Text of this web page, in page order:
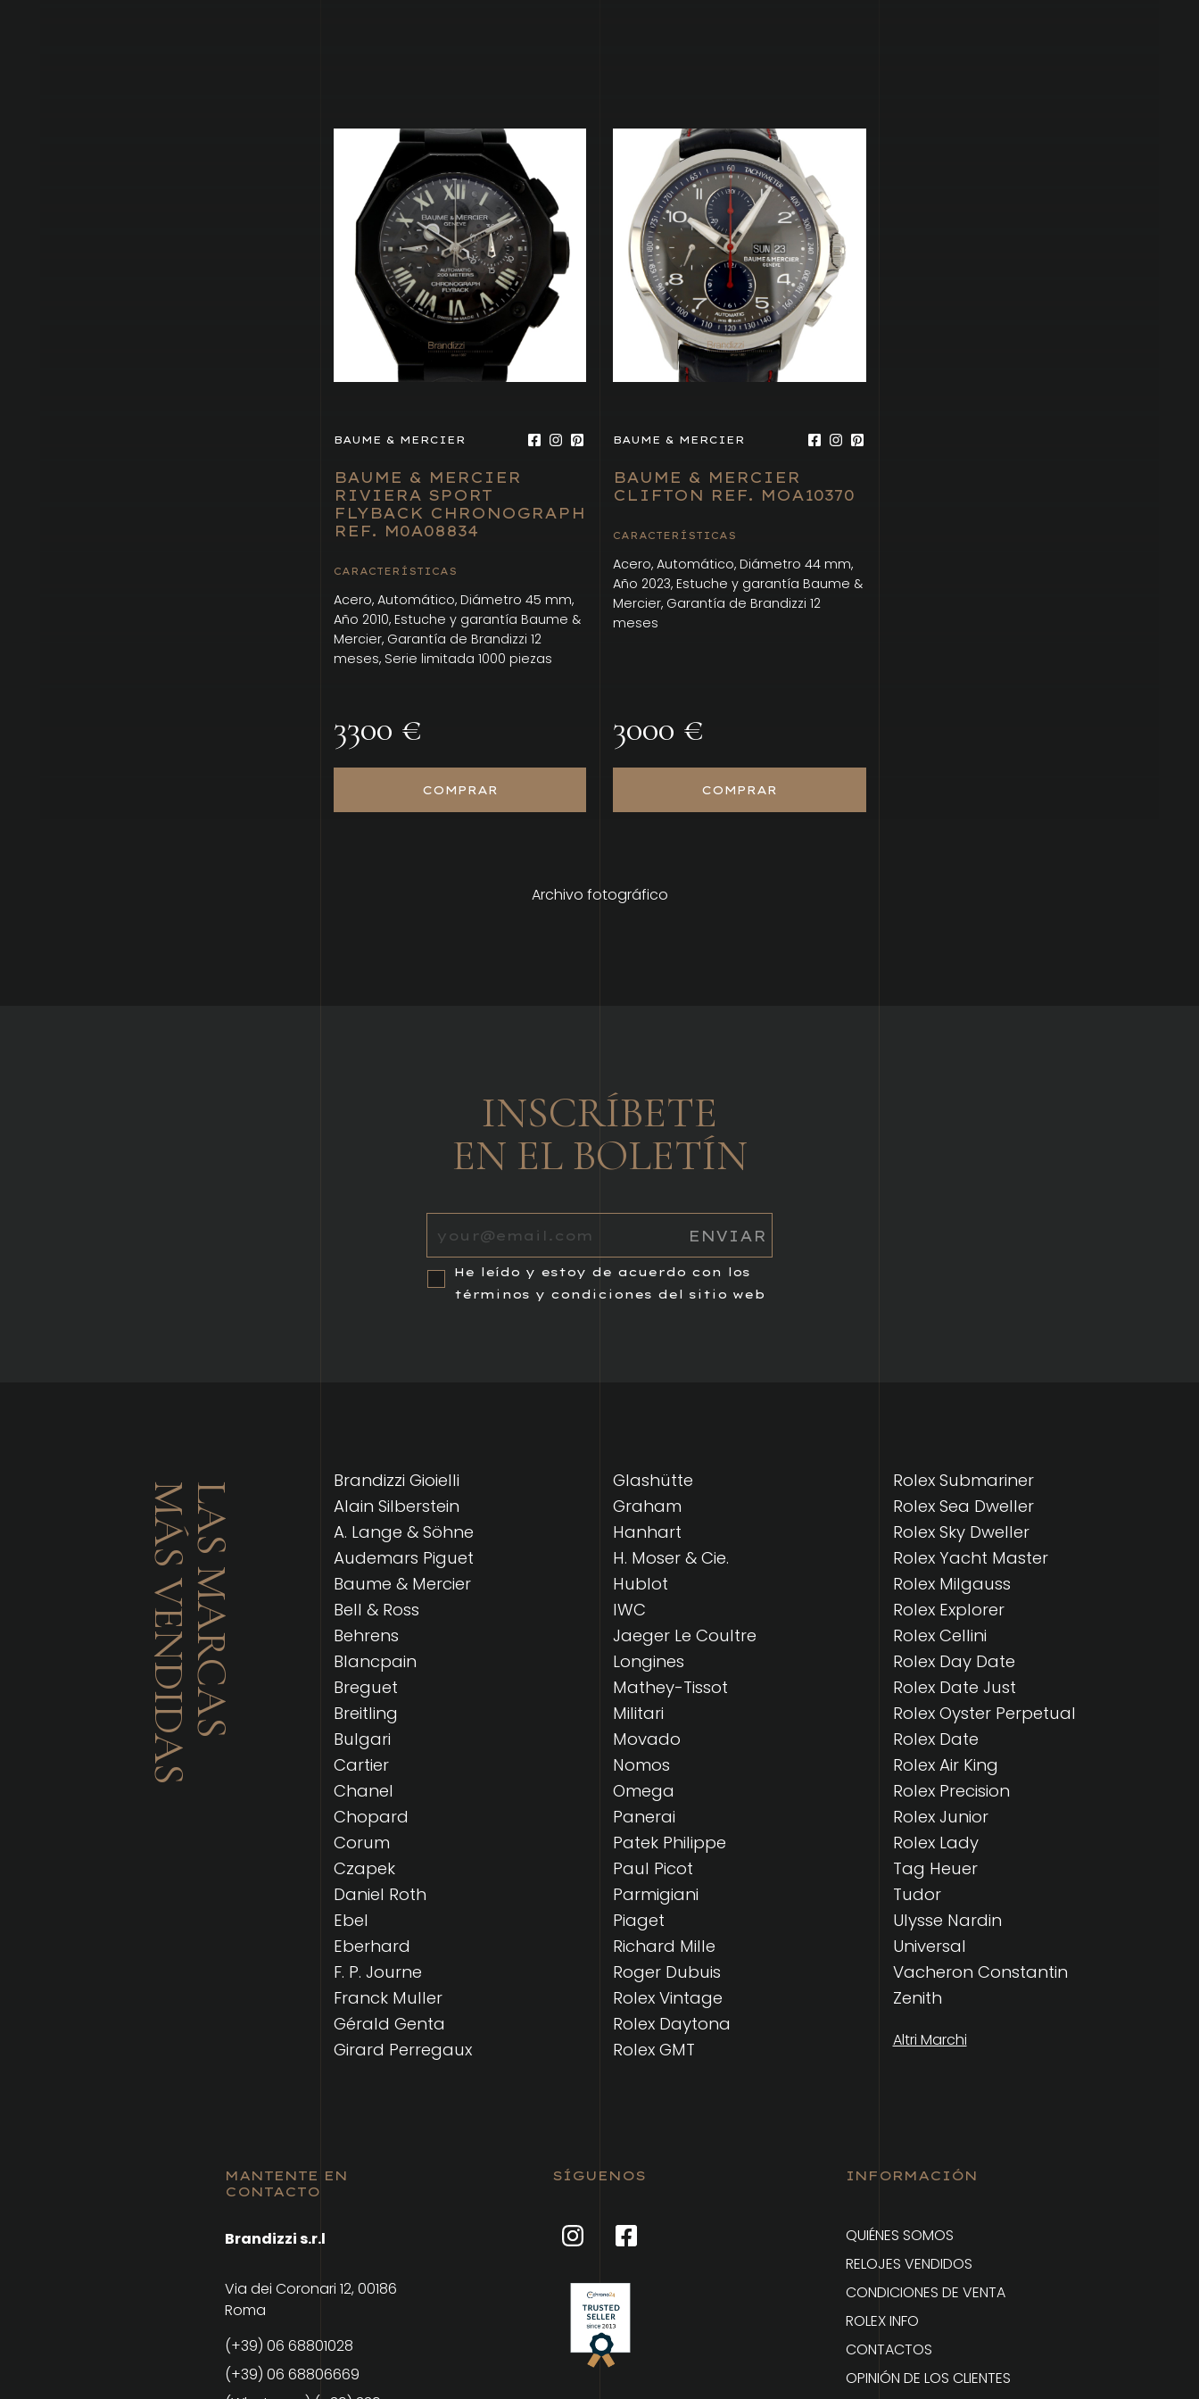
BAUME & MERCIER
BAUME & MERCIER
RIVIERA SPORT
FLYBACK CHRONOGRAPH
REF. M0A08834
CARACTERÍSTICAS
Acero, Automático, Diámetro 45 mm,
Año 2010, Estuche y garantía Baume &
Mercier, Garantía de Brandizzi 12
meses, Serie limitada 1000 piezas
3300 €
COMPRAR
BAUME & MERCIER
BAUME & MERCIER
CLIFTON REF. MOA10370
CARACTERÍSTICAS
Acero, Automático, Diámetro 44 mm,
Año 2023, Estuche y garantía Baume &
Mercier, Garantía de Brandizzi 12
meses
3000 €
COMPRAR
Archivo fotográfico
INSCRÍBETE
EN EL BOLETÍN
He leído y estoy de acuerdo con los
términos y condiciones del sitio web
LAS MARCAS
MÁS VENDIDAS
Brandizzi Gioielli
Alain Silberstein
A. Lange & Söhne
Audemars Piguet
Baume & Mercier
Bell & Ross
Behrens
Blancpain
Breguet
Breitling
Bulgari
Cartier
Chanel
Chopard
Corum
Czapek
Daniel Roth
Ebel
Eberhard
F. P. Journe
Franck Muller
Gérald Genta
Girard Perregaux
Glashütte
Graham
Hanhart
H. Moser & Cie.
Hublot
IWC
Jaeger Le Coultre
Longines
Mathey-Tissot
Militari
Movado
Nomos
Omega
Panerai
Patek Philippe
Paul Picot
Parmigiani
Piaget
Richard Mille
Roger Dubuis
Rolex Vintage
Rolex Daytona
Rolex GMT
Rolex Submariner
Rolex Sea Dweller
Rolex Sky Dweller
Rolex Yacht Master
Rolex Milgauss
Rolex Explorer
Rolex Cellini
Rolex Day Date
Rolex Date Just
Rolex Oyster Perpetual
Rolex Date
Rolex Air King
Rolex Precision
Rolex Junior
Rolex Lady
Tag Heuer
Tudor
Ulysse Nardin
Universal
Vacheron Constantin
Zenith
Altri Marchi
MANTENTE EN
CONTACTO
Brandizzi s.r.l
Via dei Coronari 12, 00186
Roma
(+39) 06 68801028
(+39) 06 68806669
SÍGUENOS INFORMACIÓN
QUIÉNES SOMOS
RELOJES VENDIDOS
CONDICIONES DE VENTA
ROLEX INFO
CONTACTOS
OPINIÓN DE LOS CLIENTES